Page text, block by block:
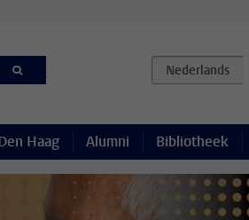
Haag Alumni Bibliotheek